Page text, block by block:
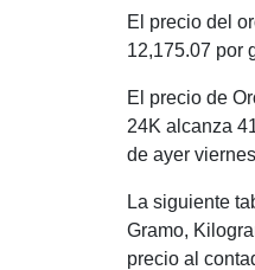
El precio del
12,175.07 por
El precio de
24K alcanza
de ayer
La siguiente
Gramo,
precio al